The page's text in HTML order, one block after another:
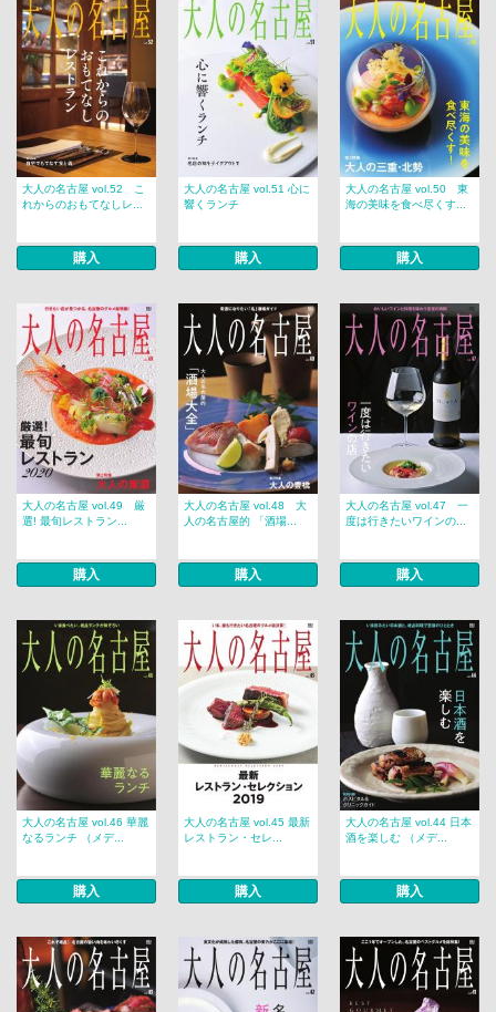
大人の名古屋 vol.52 こ
れからのおもてなしレ...
購入
大人の名古屋 vol.51 心に
響くランチ
購入
大人の名古屋 vol.50 東
海の美味を食べ尽くす...
購入
大人の名古屋 vol.49 厳
選! 最旬レストラン...
購入
大人の名古屋 vol.48 大
人の名古屋的 「酒場...
購入
大人の名古屋 vol.47 一
度は行きたいワインの...
購入
大人の名古屋 vol.46 華麗
なるランチ （メデ...
購入
大人の名古屋 vol.45 最新
レストラン・セレ...
購入
大人の名古屋 vol.44 日本
酒を楽しむ （メデ...
購入